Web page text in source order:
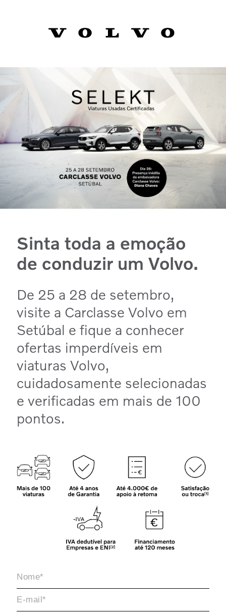
Sinta toda a emoção
de conduzir um Volvo.
De 25 a 28 de setembro,
visite a Carclasse Volvo em
Setúbal e fique a conhecer
ofertas imperdíveis em
viaturas Volvo,
cuidadosamente selecionadas
e verificadas em mais de 100
pontos.